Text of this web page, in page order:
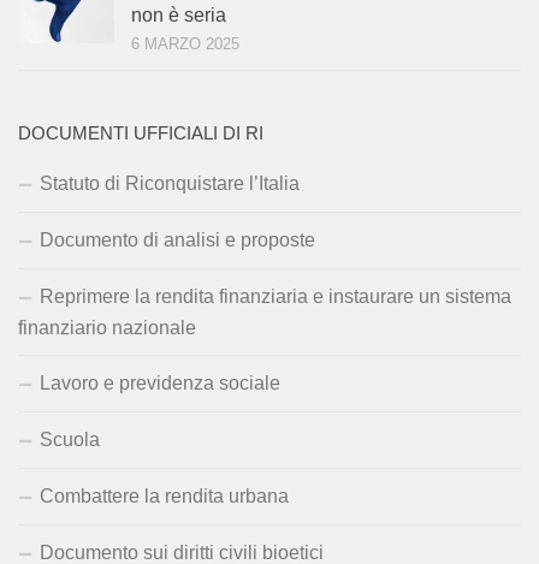
non è seria
6 MARZO 2025
DOCUMENTI UFFICIALI DI RI
Statuto di Riconquistare l’Italia
Documento di analisi e proposte
Reprimere la rendita finanziaria e instaurare un sistema
finanziario nazionale
Lavoro e previdenza sociale
Scuola
Combattere la rendita urbana
Documento sui diritti civili bioetici